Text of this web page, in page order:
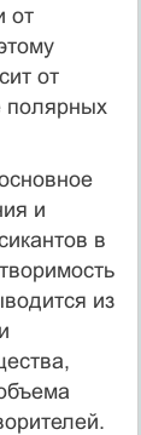
от
от
полярных
и
в
из